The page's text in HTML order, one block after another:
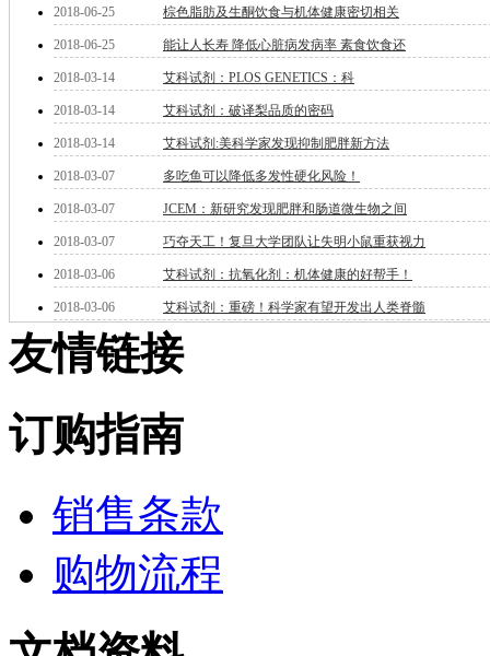
锡
锌
盐
吲哚
酯
材料科学
替代能源
生物材料
金属和陶瓷科学
微米/纳米电子材
料
有机和印刷电子学
高分子科学
分析试剂
对照品
指示剂
染色剂
标准品
分子筛
2018-06-25 棕色脂肪及生酮饮食与机体健康密切相关
2018-06-25 能让人长寿 降低心脏病发病率 素食饮食还
2018-03-14 艾科试剂：PLOS GENETICS：科
2018-03-14 艾科试剂：破译梨品质的密码
2018-03-14 艾科试剂:美科学家发现抑制肥胖新方法
2018-03-07 多吃鱼可以降低多发性硬化风险！
2018-03-07 JCEM：新研究发现肥胖和肠道微生物之间
2018-03-07 巧夺天工！复旦大学团队让失明小鼠重获视力
2018-03-06 艾科试剂：抗氧化剂：机体健康的好帮手！
2018-03-06 艾科试剂：重磅！科学家有望开发出人类脊髓
友情链接
订购指南
销售条款
购物流程